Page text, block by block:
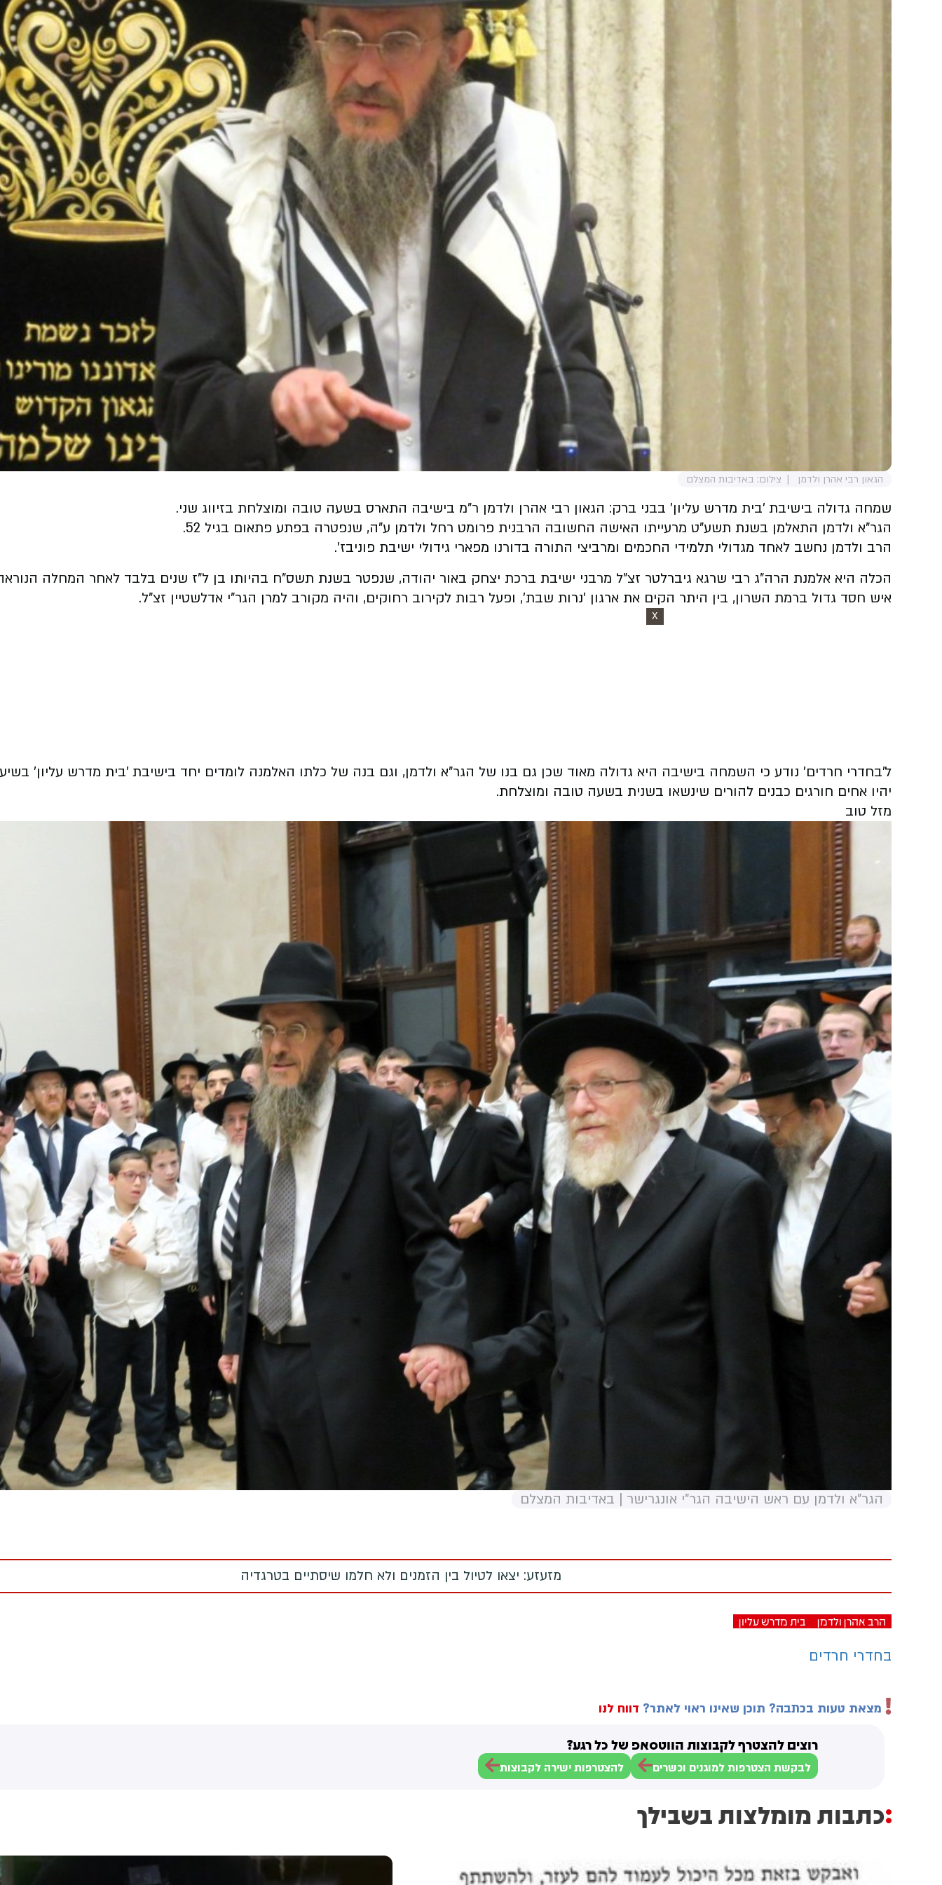
הגאון רבי אהרן ולדמן צילום: באדיבות המצלם
שמחה גדולה בישיבת 'בית מדרש עליון' בבני ברק: הגאון רבי אהרן ולדמן ר"מ בישיבה התארס בשעה טובה ומוצלחת בזיווג שני.
הגר"א ולדמן התאלמן בשנת תשע"ט מרעייתו האישה החשובה הרבנית פרומט רחל ולדמן ע"ה, שנפטרה בפתע פתאום בגיל 52.
הרב ולדמן נחשב לאחד מגדולי תלמידי החכמים ומרביצי התורה בדורנו מפארי גידולי ישיבת פוניבז'.
הכלה היא אלמנת הרה"ג רבי שרגא גיברלטר זצ"ל מרבני ישיבת ברכת יצחק באור יהודה, שנפטר בשנת תשס"ח בהיותו בן ל"ז שנים בלבד לאחר המחלה
איש חסד גדול ברמת השרון, בין היתר הקים את ארגון 'נרות שבת', ופעל רבות לקירוב רחוקים, והיה מקורב למרן הגר"י אדלשטיין זצ"ל.
X
ל'בחדרי חרדים' נודע כי השמחה בישיבה היא גדולה מאוד שכן גם בנו של הגר"א ולדמן, וגם בנה של כלתו האלמנה לומדים יחד בישיבת 'בית מדרש עליון'
יהיו אחים חורגים כבנים להורים שינשאו בשנית בשעה טובה ומוצלחת.
מזל טוב
הגר"א ולדמן עם ראש הישיבה הגר"י אונגרישר | באדיבות המצלם
מזעזע: יצאו לטיול בין הזמנים ולא חלמו שיסתיים בטרגדיה
הרב אהרן ולדמן בית מדרש עליון
בחדרי חרדים
מצאת טעות בכתבה? תוכן שאינו ראוי לאתר? דווח לנו
רוצים להצטרף לקבוצות הווטסאפ של כל רגע?
לבקשת הצטרפות למוגנים וכשרים להצטרפות ישירה לקבוצות
כתבות מומלצות בשבילך